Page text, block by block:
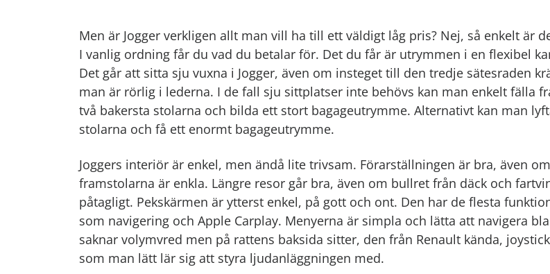
Men är Jogger verkligen allt man vill ha till ett väldigt låg pris? Nej, så enkelt är
I vanlig ordning får du vad du betalar för. Det du får är utrymmen i en flexibel
Det går att sitta sju vuxna i Jogger, även om insteget till den tredje sätesraden
man är rörlig i lederna. I de fall sju sittplatser inte behövs kan man enkelt fälla
två bakersta stolarna och bilda ett stort bagageutrymme. Alternativt kan man
stolarna och få ett enormt bagageutrymme.
Joggers interiör är enkel, men ändå lite trivsam. Förarställningen är bra, även om
framstolarna är enkla. Längre resor går bra, även om bullret från däck och
påtagligt. Pekskärmen är ytterst enkel, på gott och ont. Den har de flesta
som navigering och Apple Carplay. Menyerna är simpla och lätta att navigera
saknar volymvred men på rattens baksida sitter, den från Renault kända,
som man lätt lär sig att styra ljudanläggningen med.